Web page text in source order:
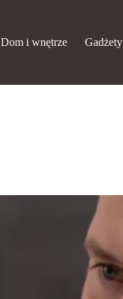
Dom i wnętrze Gadżety